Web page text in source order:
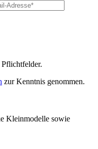
zur Kenntnis genommen.
Kleinmodelle sowie